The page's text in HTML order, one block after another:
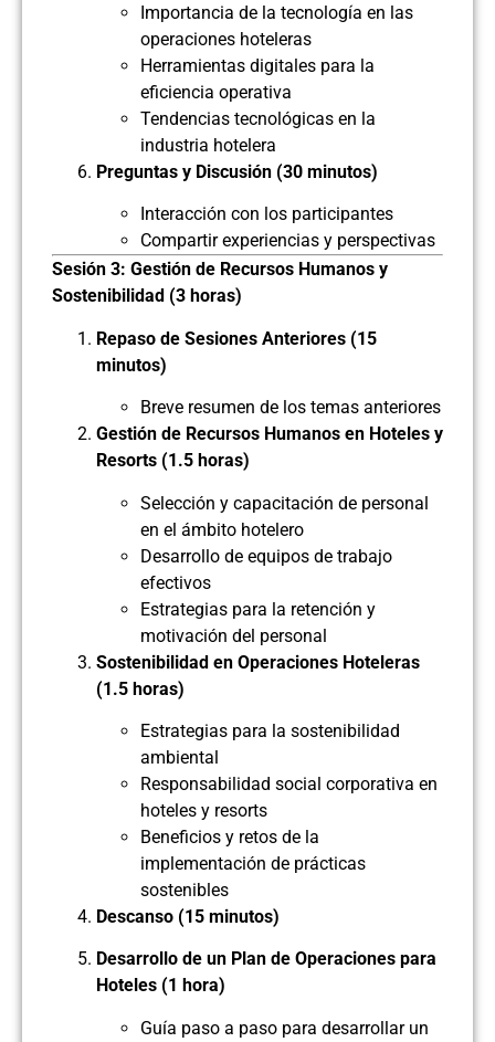
Importancia de la tecnología en las
operaciones hoteleras
Herramientas digitales para la
eficiencia operativa
Tendencias tecnológicas en la
industria hotelera
Preguntas y Discusión (30 minutos)
Interacción con los participantes
Compartir experiencias y perspectivas
Sesión 3: Gestión de Recursos Humanos y
Sostenibilidad (3 horas)
Repaso de Sesiones Anteriores (15
minutos)
Breve resumen de los temas anteriores
Gestión de Recursos Humanos en Hoteles y
Resorts (1.5 horas)
Selección y capacitación de personal
en el ámbito hotelero
Desarrollo de equipos de trabajo
efectivos
Estrategias para la retención y
motivación del personal
Sostenibilidad en Operaciones Hoteleras
(1.5 horas)
Estrategias para la sostenibilidad
ambiental
Responsabilidad social corporativa en
hoteles y resorts
Beneficios y retos de la
implementación de prácticas
sostenibles
Descanso (15 minutos)
Desarrollo de un Plan de Operaciones para
Hoteles (1 hora)
Guía paso a paso para desarrollar un